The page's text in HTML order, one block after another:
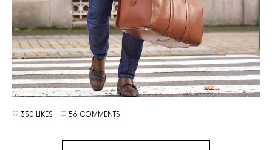
330 LIKES 56 COMMENTS